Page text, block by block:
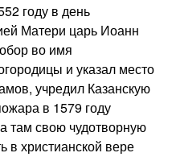
году в день
Матери царь Иоанн
во имя
и указал место
учредил Казанскую
в 1579 году
там свою чудотворную
в христианской вере